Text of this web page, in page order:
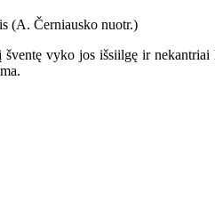
vyko jos išsiilgę ir